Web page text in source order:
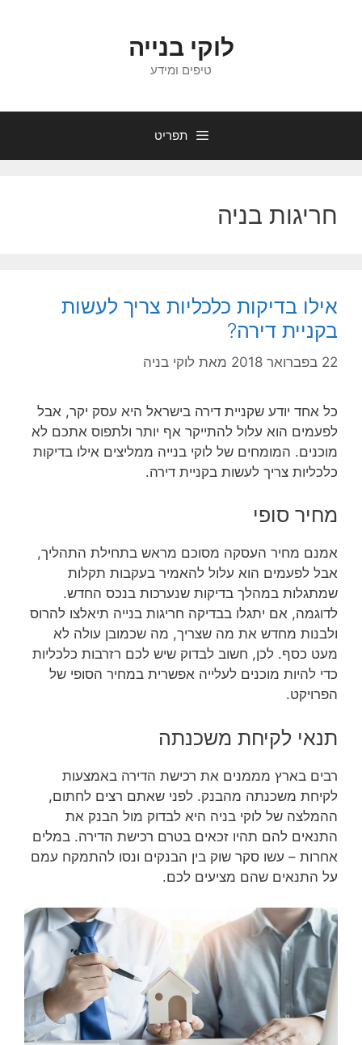
לוקי בנייה
טיפים ומידע
תפריט
חריגות בניה
אילו בדיקות כלכליות צריך לעשות
בקניית דירה?
22 בפברואר 2018 מאת לוקי בניה
כל אחד יודע שקניית דירה בישראל היא עסק יקר, אבל
לפעמים הוא עלול להתייקר אף יותר ולתפוס אתכם לא
מוכנים. המומחים של לוקי בנייה ממליצים אילו בדיקות
כלכליות צריך לעשות בקניית דירה.
מחיר סופי
אמנם מחיר העסקה מסוכם מראש בתחילת התהליך,
אבל לפעמים הוא עלול להאמיר בעקבות תקלות
שמתגלות במהלך בדיקות שנערכות בנכס החדש.
לדוגמה, אם יתגלו בבדיקה חריגות בנייה תיאלצו להרוס
ולבנות מחדש את מה שצריך, מה שכמובן עולה לא
מעט כסף. לכן, חשוב לבדוק שיש לכם רזרבות כלכליות
כדי להיות מוכנים לעלייה אפשרית במחיר הסופי של
הפרויקט.
תנאי לקיחת משכנתה
רבים בארץ מממנים את רכישת הדירה באמצעות
לקיחת משכנתה מהבנק. לפני שאתם רצים לחתום,
ההמלצה של לוקי בניה היא לבדוק מול הבנק את
התנאים להם תהיו זכאים בטרם רכישת הדירה. במלים
אחרות – עשו סקר שוק בין הבנקים ונסו להתמקח עמם
על התנאים שהם מציעים לכם.